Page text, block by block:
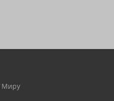
Миру